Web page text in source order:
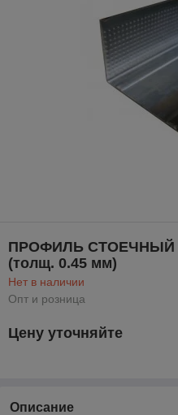
ПРОФИЛЬ СТОЕЧНЫЙ
(толщ. 0.45 мм)
Нет в наличии
Опт и розница
Цену уточняйте
Описание